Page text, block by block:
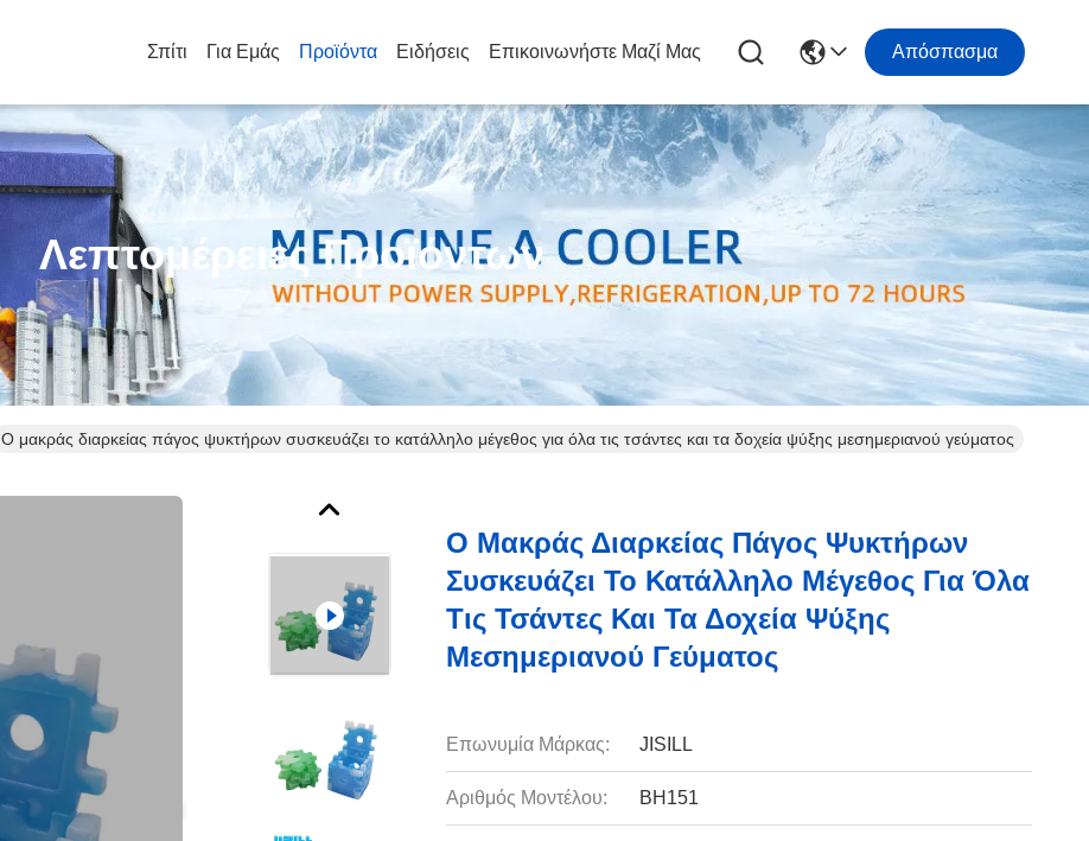
Σπίτι Για Εμάς Προϊόντα Ειδήσεις Επικοινωνήστε Μαζί Μας Απόσπασμα
Λεπτομέρειες Προϊόντων
Ο μακράς διαρκείας πάγος ψυκτήρων συσκευάζει το κατάλληλο μέγεθος για όλα τις τσάντες και τα δοχεία ψύξης μεσημεριανού γεύματος
Ο Μακράς Διαρκείας Πάγος Ψυκτήρων
Συσκευάζει Το Κατάλληλο Μέγεθος Για Όλα
Τις Τσάντες Και Τα Δοχεία Ψύξης
Μεσημεριανού Γεύματος
Επωνυμία Μάρκας: JISILL
Αριθμός Μοντέλου: BH151